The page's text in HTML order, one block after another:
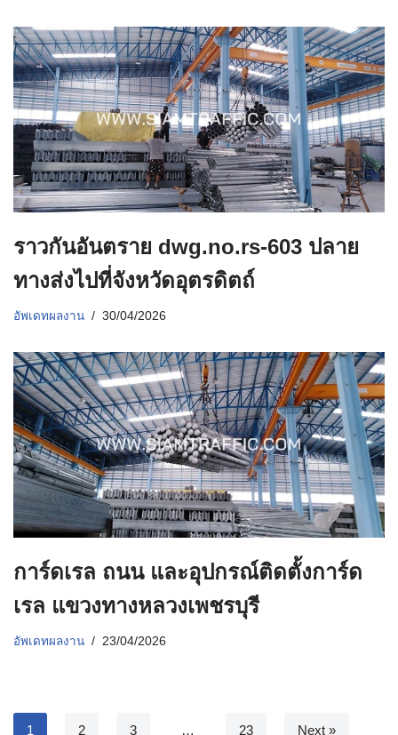
ราวกันอันตราย dwg.no.rs-603 ปลาย
ทางส่งไปที่จังหวัดอุตรดิตถ์
อัพเดทผลงาน 30/04/2026
การ์ดเรล ถนน และอุปกรณ์ติดตั้งการ์ด
เรล แขวงทางหลวงเพชรบุรี
อัพเดทผลงาน 23/04/2026
1 2 3 … 23 Next »